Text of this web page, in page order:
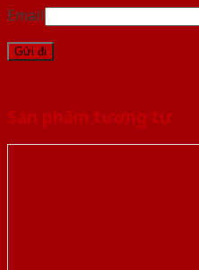
Email
Sản phẩm tương tự